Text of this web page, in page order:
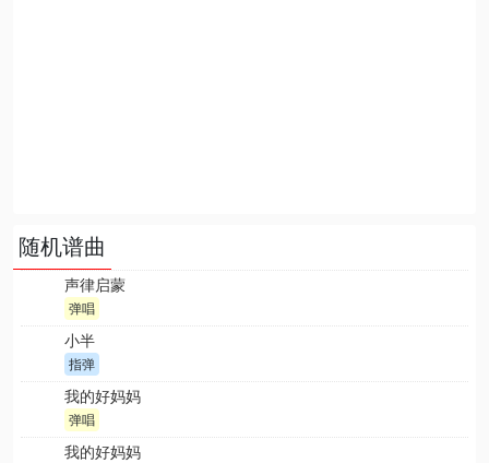
随机谱曲
声律启蒙
弹唱
小半
指弹
我的好妈妈
弹唱
我的好妈妈